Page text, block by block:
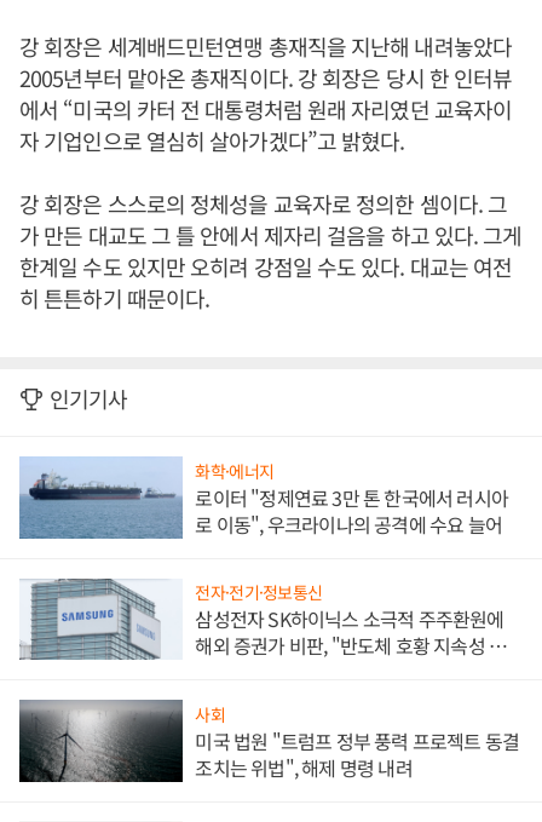
강 회장은 세계배드민턴연맹 총재직을 지난해 내려놓았다
2005년부터 맡아온 총재직이다. 강 회장은 당시 한 인터뷰
에서 “미국의 카터 전 대통령처럼 원래 자리였던 교육자이
자 기업인으로 열심히 살아가겠다”고 밝혔다.
강 회장은 스스로의 정체성을 교육자로 정의한 셈이다. 그
가 만든 대교도 그 틀 안에서 제자리 걸음을 하고 있다. 그게
한계일 수도 있지만 오히려 강점일 수도 있다. 대교는 여전
히 튼튼하기 때문이다.
인기기사
화학·에너지
로이터 "정제연료 3만 톤 한국에서 러시아
로 이동", 우크라이나의 공격에 수요 늘어
전자·전기·정보통신
삼성전자 SK하이닉스 소극적 주주환원에
해외 증권가 비판, "반도체 호황 지속성 의
사회
미국 법원 "트럼프 정부 풍력 프로젝트 동결
조치는 위법", 해제 명령 내려